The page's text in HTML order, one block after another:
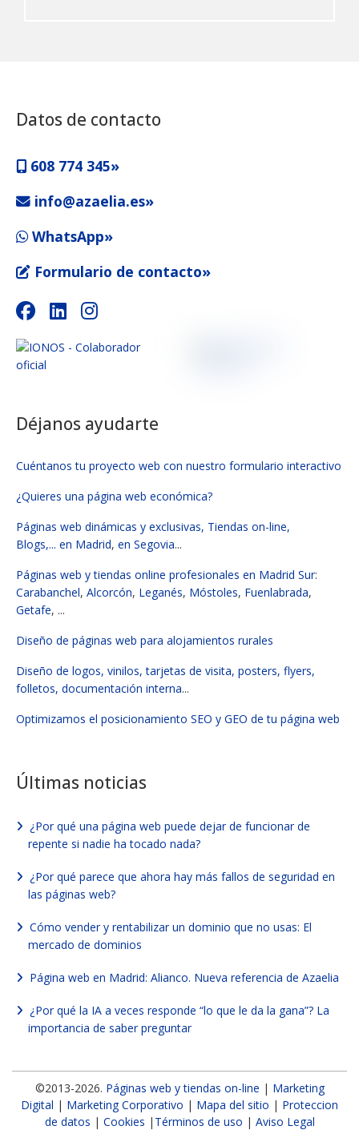
Déjanos ayudarte
Cuéntanos tu proyecto web con nuestro formulario interactivo
¿Quieres una página web económica?
Páginas web dinámicas y exclusivas, Tiendas on-line,
Blogs,... en Madrid, en Segovia...
Páginas web y tiendas online profesionales en Madrid Sur:
Carabanchel, Alcorcón, Leganés, Móstoles, Fuenlabrada,
Getafe, ...
Diseño de páginas web para alojamientos rurales
Diseño de logos, vinilos, tarjetas de visita, posters, flyers,
folletos, documentación interna...
Optimizamos el posicionamiento SEO y GEO de tu página web
Últimas noticias
¿Por qué una página web puede dejar de funcionar de
repente si nadie ha tocado nada?
¿Por qué parece que ahora hay más fallos de seguridad en
las páginas web?
Cómo vender y rentabilizar un dominio que no usas: El
mercado de dominios
Página web en Madrid: Alianco. Nueva referencia de Azaelia
¿Por qué la IA a veces responde “lo que le da la gana”? La
importancia de saber preguntar
Datos de contacto
608 774 345»
info@azaelia.es»
WhatsApp»
Formulario de contacto»
©2013-2026. Páginas web y tiendas on-line | Marketing
Digital | Marketing Corporativo | Mapa del sitio | Proteccion
de datos | Cookies | Términos de uso | Aviso Legal